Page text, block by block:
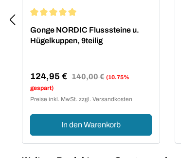
Gonge NORDIC Flusssteine u.
Hügelkuppen, 9teilig
Verkaufspreis:
124,95 € Regulärer Preis:
140,00 € (10.75%
gespart)
Preise inkl. MwSt. zzgl. Versandkosten
In den Warenkorb